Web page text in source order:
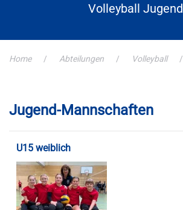
Volleyball Jugend
Home Abteilungen Volleyball
Jugend-Mannschaften
U15 weiblich